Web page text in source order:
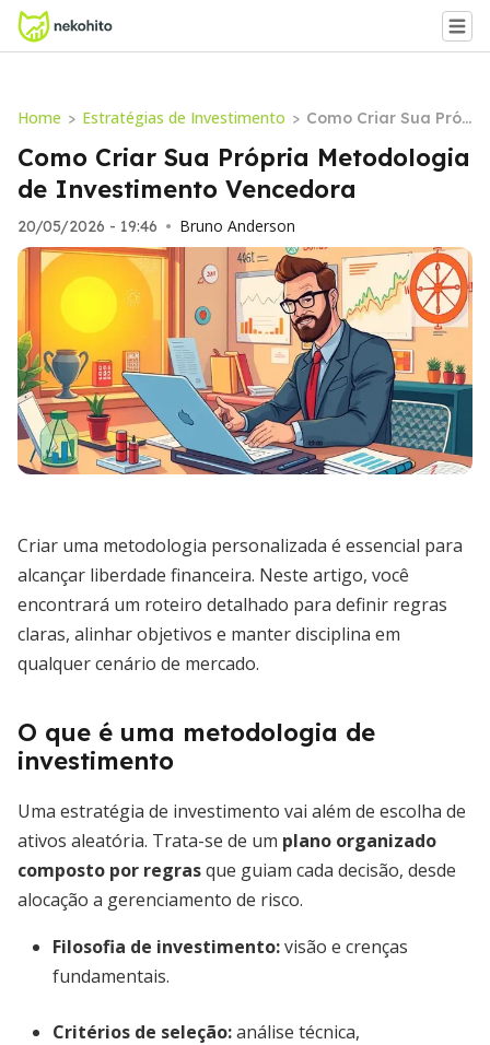
Home > Estratégias de Investimento > Como Criar Sua Próp
ria Metodologia de I
nvestimento Venced
ora
Como Criar Sua Própria Metodologia
de Investimento Vencedora
20/05/2026 - 19:46 • Bruno Anderson
Criar uma metodologia personalizada é essencial para
alcançar liberdade financeira. Neste artigo, você
encontrará um roteiro detalhado para definir regras
claras, alinhar objetivos e manter disciplina em
qualquer cenário de mercado.
O que é uma metodologia de
investimento
Uma estratégia de investimento vai além de escolha de
ativos aleatória. Trata-se de um plano organizado
composto por regrasque guiam cada decisão, desde
alocação a gerenciamento de risco.
Filosofia de investimento:visão e crenças
fundamentais.
Critérios de seleção:análise técnica,